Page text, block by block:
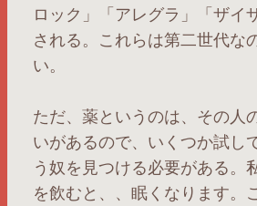
ロック」「アレグラ」「ザイ
される。これらは第二世代な
い。
ただ、薬というのは、その人
いがあるので、いくつか試し
う奴を見つける必要がある。
を飲むと、、眠くなります。